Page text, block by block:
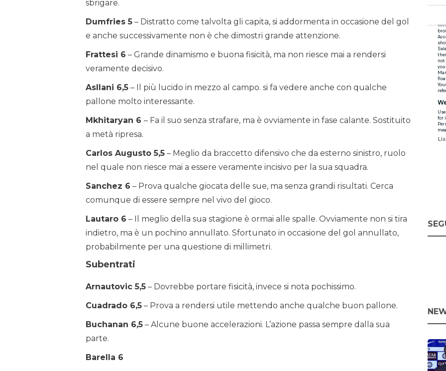
sbrigare.
Dumfries 5 – Distratto come talvolta gli capita, si addormenta in occasione del gol
e anche successivamente non è che dimostri grande attenzione.
Frattesi 6 – Grande dinamismo e buona fisicità, ma non riesce mai a rendersi
veramente decisivo.
Asllani 6,5 – Il più lucido in mezzo al campo. si fa vedere anche con qualche
pallone molto interessante.
Mkhitaryan 6 – Fa il suo senza strafare, ma è ovviamente in fase calante. Sostituito
a metà ripresa.
Carlos Augusto 5,5 – Meglio da braccetto difensivo che da esterno sinistro, ruolo
nel quale non riesce mai a essere veramente incisivo per la sua squadra.
Sanchez 6 – Prova qualche giocata delle sue, ma senza grandi risultati. Cerca
comunque di essere sempre nel vivo del gioco.
Lautaro 6 – Il meglio della sua stagione è ormai alle spalle. Ovviamente non si tira
indietro, ma è un pochino annullato. Sfortunato in occasione del gol annullato,
probabilmente per una questione di millimetri.
Subentrati
Arnautovic 5,5 – Dovrebbe portare fisicità, invece si nota pochissimo.
Cuadrado 6,5 – Prova a rendersi utile mettendo anche qualche buon pallone.
Buchanan 6,5 – Alcune buone accelerazioni. L’azione passa sempre dalla sua
parte.
Barella 6